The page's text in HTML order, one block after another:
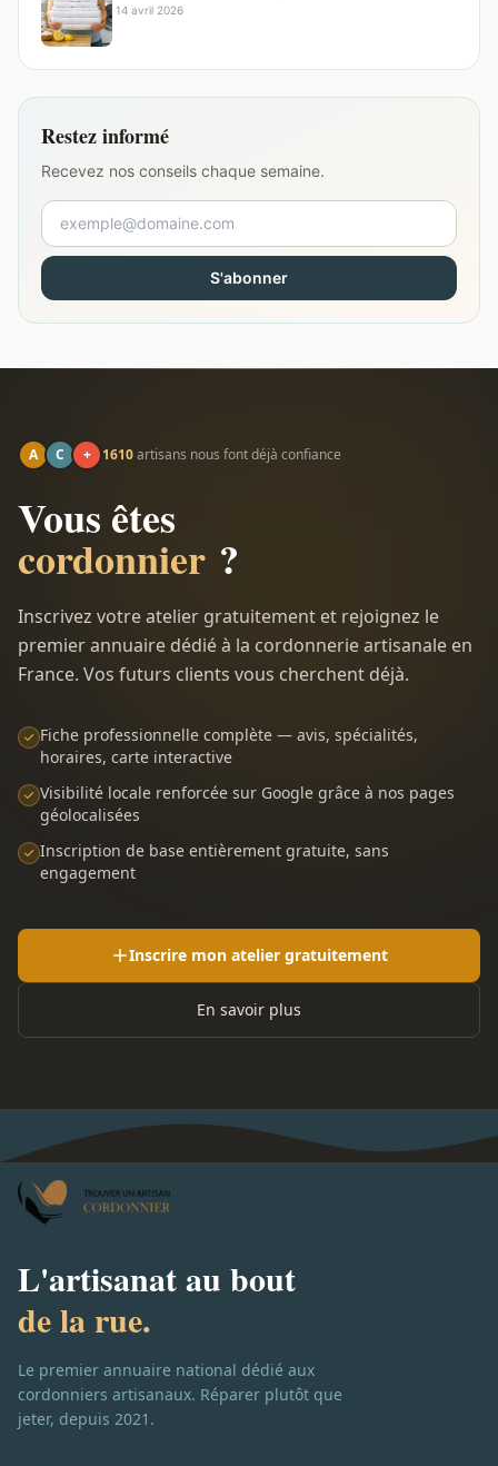
·14 avril 2026
Restez informé
Recevez nos conseils chaque semaine.
S'abonner
A C + 1610artisans nous font déjà confiance
Vous êtes
cordonnier ?
Inscrivez votre atelier gratuitement et rejoignez le
premier annuaire dédié à la cordonnerie artisanale en
France. Vos futurs clients vous cherchent déjà.
Fiche professionnelle complète — avis, spécialités,
horaires, carte interactive
Visibilité locale renforcée sur Google grâce à nos pages
géolocalisées
Inscription de base entièrement gratuite, sans
engagement
Inscrire mon atelier gratuitement
En savoir plus
L'artisanat au bout
de la rue.
Le premier annuaire national dédié aux
cordonniers artisanaux. Réparer plutôt que
jeter, depuis 2021.